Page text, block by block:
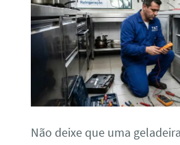
Não deixe que uma